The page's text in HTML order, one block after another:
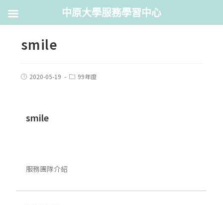
smile
2020-05-19 99年度
smile
服務團隊介紹
中原大學服務學習中心